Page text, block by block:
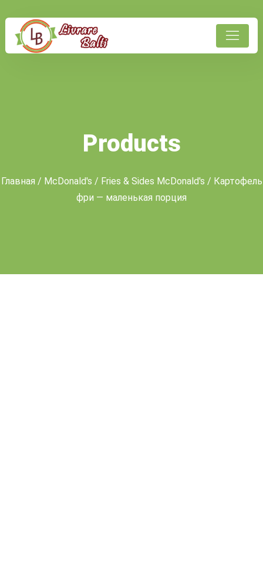
Products
Главная / McDonald's / Fries & Sides McDonald's / Картофель
фри — маленькая порция